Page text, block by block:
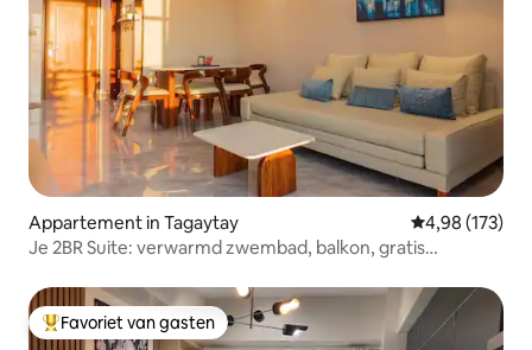
Appartement in Tagaytay Gemiddelde
4,98 (173)
Je 2BR Suite: verwarmd zwembad, balkon, gratis
Topfavoriet van gasten
Favoriet van gasten